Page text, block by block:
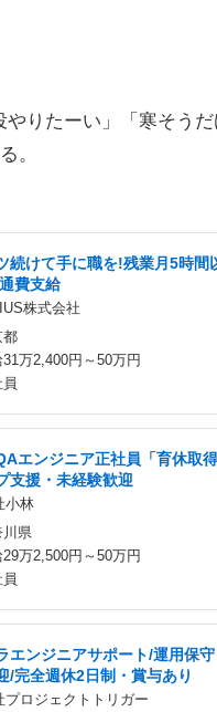
りたーい」「寒そうだ
。
続けて手に職を!残業月5時間
費支給
株式会社
都
31万2,400円～50万円
エンジニア正社員「育休取
支援・未経験歓迎
小林
県
29万2,500円～50万円
エンジニアサポート/運用保
/完全週休2日制・賞与あり
プロジェクトトリガー